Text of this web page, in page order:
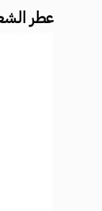
عطر